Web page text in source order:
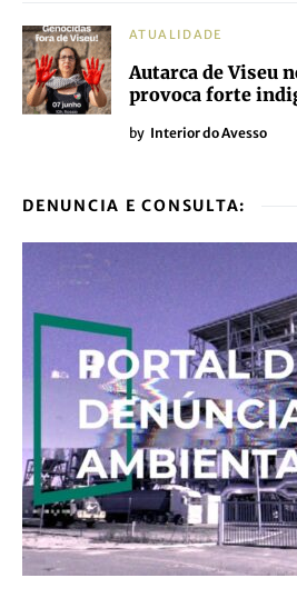
ATUALIDADE
Autarca de Viseu
provoca forte
by Interior do Avesso
DENUNCIA E CONSULTA: